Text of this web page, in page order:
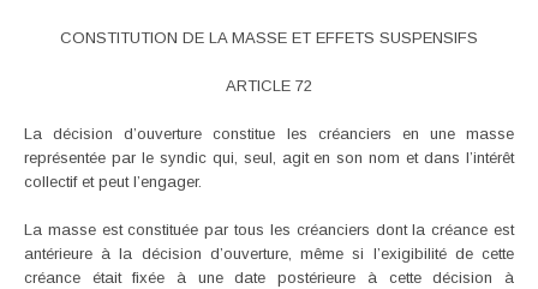
CONSTITUTION DE LA MASSE ET EFFETS SUSPENSIFS
ARTICLE 72
La décision d’ouverture constitue les créanciers en une masse
représentée par le syndic qui, seul, agit en son nom et dans l’intérêt
collectif et peut l’engager.
La masse est constituée par tous les créanciers dont la créance est
antérieure à la décision d’ouverture, même si l’exigibilité de cette
créance était fixée à une date postérieure à cette décision à